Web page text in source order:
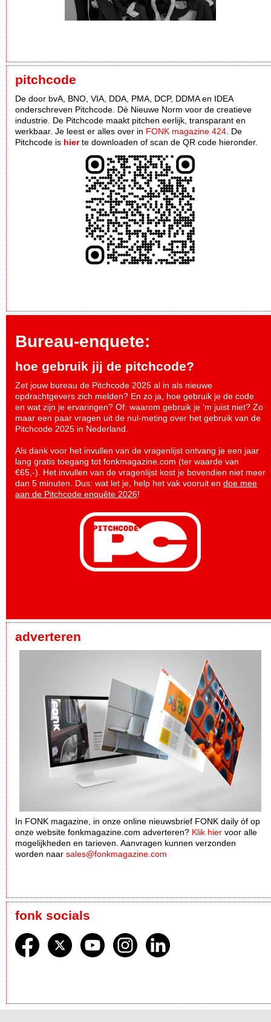
pitchcode
De door bvA, BNO, VIA, DDA, PMA, DCP, DDMA en IDEA
onderschreven Pitchcode. Dè Nieuwe Norm voor de creatieve
industrie. De Pitchcode maakt pitchen eerlijk, transparant en
werkbaar. Je leest er alles over in FONK magazine 424 . De
Pitchcode is hierte downloaden of scan de QR code hieronder.
Bureau-enquete:
hoe gebruik jij de pitchcode?
Zet jouw bureau de Pitchcode 2025 al in als nieuwe
opdrachtgevers zich melden? En zo ja, hoe gebruik je de code
en wat zijn je ervaringen? Of: waarom gebruik je ‘m juist niet? Zo
maar een paar vragen uit de nul-meting over het gebruik van de
Pitchcode 2025 in Nederland.
Als dank voor het invullen van de vragenlijst ontvang je een jaar
lang gratis toegang tot fonkmagazine.com (ter waarde van
€65,-). Het invullen van de vragenlijst kost je bovendien niet meer
dan 5 minuten. Dus: wat let je, help het vak vooruit en doe mee
aan de Pitchcode enquête 2026!
adverteren
In FONK magazine, in onze online nieuwsbrief FONK daily óf op
onze website fonkmagazine.com adverteren? Klik hier voor alle
mogelijkheden en tarieven. Aanvragen kunnen verzonden
worden naar sales@fonkmagazine.com
fonk socials